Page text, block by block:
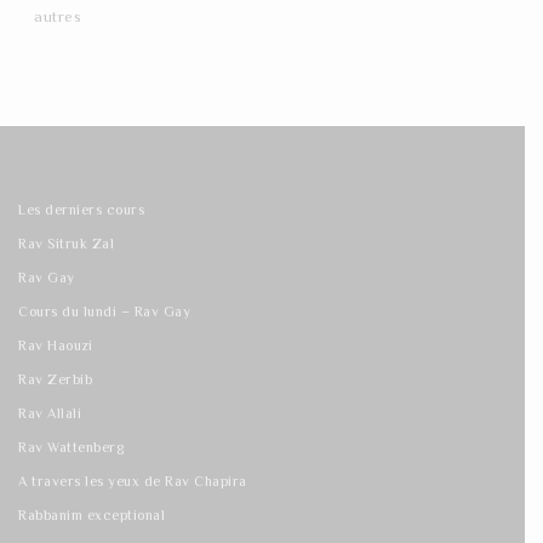
autres
Les derniers cours
Rav Sitruk Zal
Rav Gay
Cours du lundi – Rav Gay
Rav Haouzi
Rav Zerbib
Rav Allali
Rav Wattenberg
A travers les yeux de Rav Chapira
Rabbanim exceptional